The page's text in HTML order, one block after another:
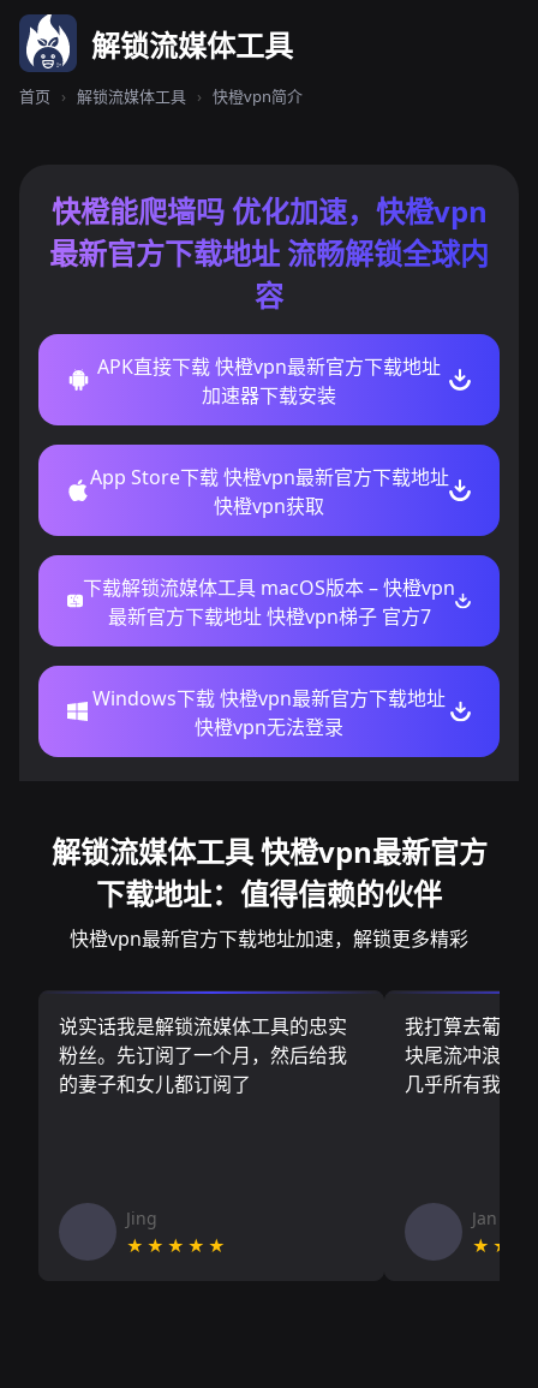
解锁流媒体工具
首页 › 解锁流媒体工具 › 快橙vpn简介
快橙能爬墙吗 优化加速，快橙vpn
最新官方下载地址 流畅解锁全球内
容
APK直接下载 快橙vpn最新官方下载地址
加速器下载安装
App Store下载 快橙vpn最新官方下载地址
快橙vpn获取
下载解锁流媒体工具 macOS版本 – 快橙vpn
最新官方下载地址 快橙vpn梯子 官方7
Windows下载 快橙vpn最新官方下载地址
快橙vpn无法登录
解锁流媒体工具 快橙vpn最新官方
下载地址：值得信赖的伙伴
快橙vpn最新官方下载地址加速，解锁更多精彩
说实话我是解锁流媒体工具的忠实
粉丝。先订阅了一个月，然后给我
的妻子和女儿都订阅了
Jing
★★★★★
我打算去葡萄
块尾流冲浪板
几乎所有我需
Jan V